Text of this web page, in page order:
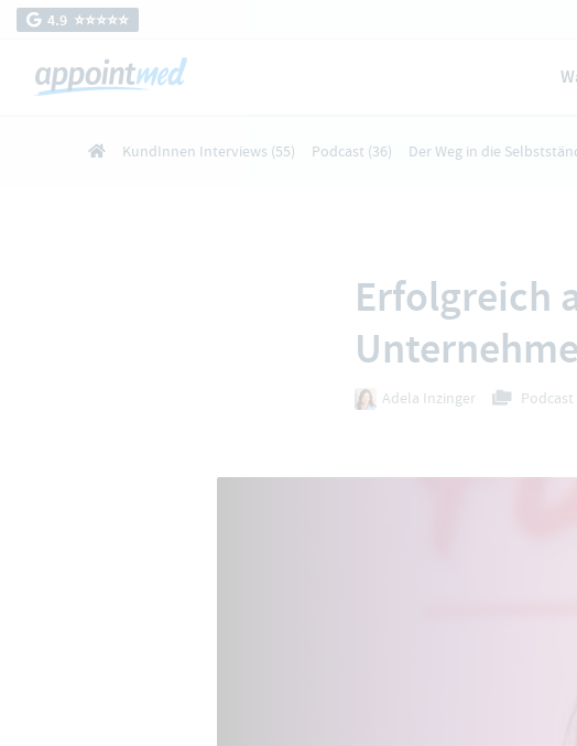
4.9 ⭐️⭐️⭐️⭐️⭐️
KundInnen Interviews (55) Podcast (36) Der Weg in die
Erfolgreich
Adela Inzinger Podcast